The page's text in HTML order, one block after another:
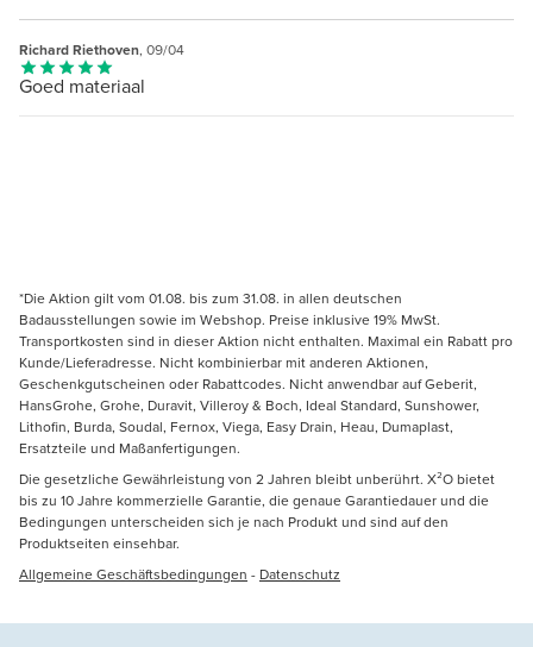
Richard Riethoven, 09/04
Goed materiaal
*Die Aktion gilt vom 01.08. bis zum 31.08. in allen deutschen
Badausstellungen sowie im Webshop. Preise inklusive 19% MwSt.
Transportkosten sind in dieser Aktion nicht enthalten. Maximal ein Rabatt pro
Kunde/Lieferadresse. Nicht kombinierbar mit anderen Aktionen,
Geschenkgutscheinen oder Rabattcodes. Nicht anwendbar auf Geberit,
HansGrohe, Grohe, Duravit, Villeroy & Boch, Ideal Standard, Sunshower,
Lithofin, Burda, Soudal, Fernox, Viega, Easy Drain, Heau, Dumaplast,
Ersatzteile und Maßanfertigungen.
Die gesetzliche Gewährleistung von 2 Jahren bleibt unberührt. X²O bietet
bis zu 10 Jahre kommerzielle Garantie, die genaue Garantiedauer und die
Bedingungen unterscheiden sich je nach Produkt und sind auf den
Produktseiten einsehbar.
Allgemeine Geschäftsbedingungen - Datenschutz